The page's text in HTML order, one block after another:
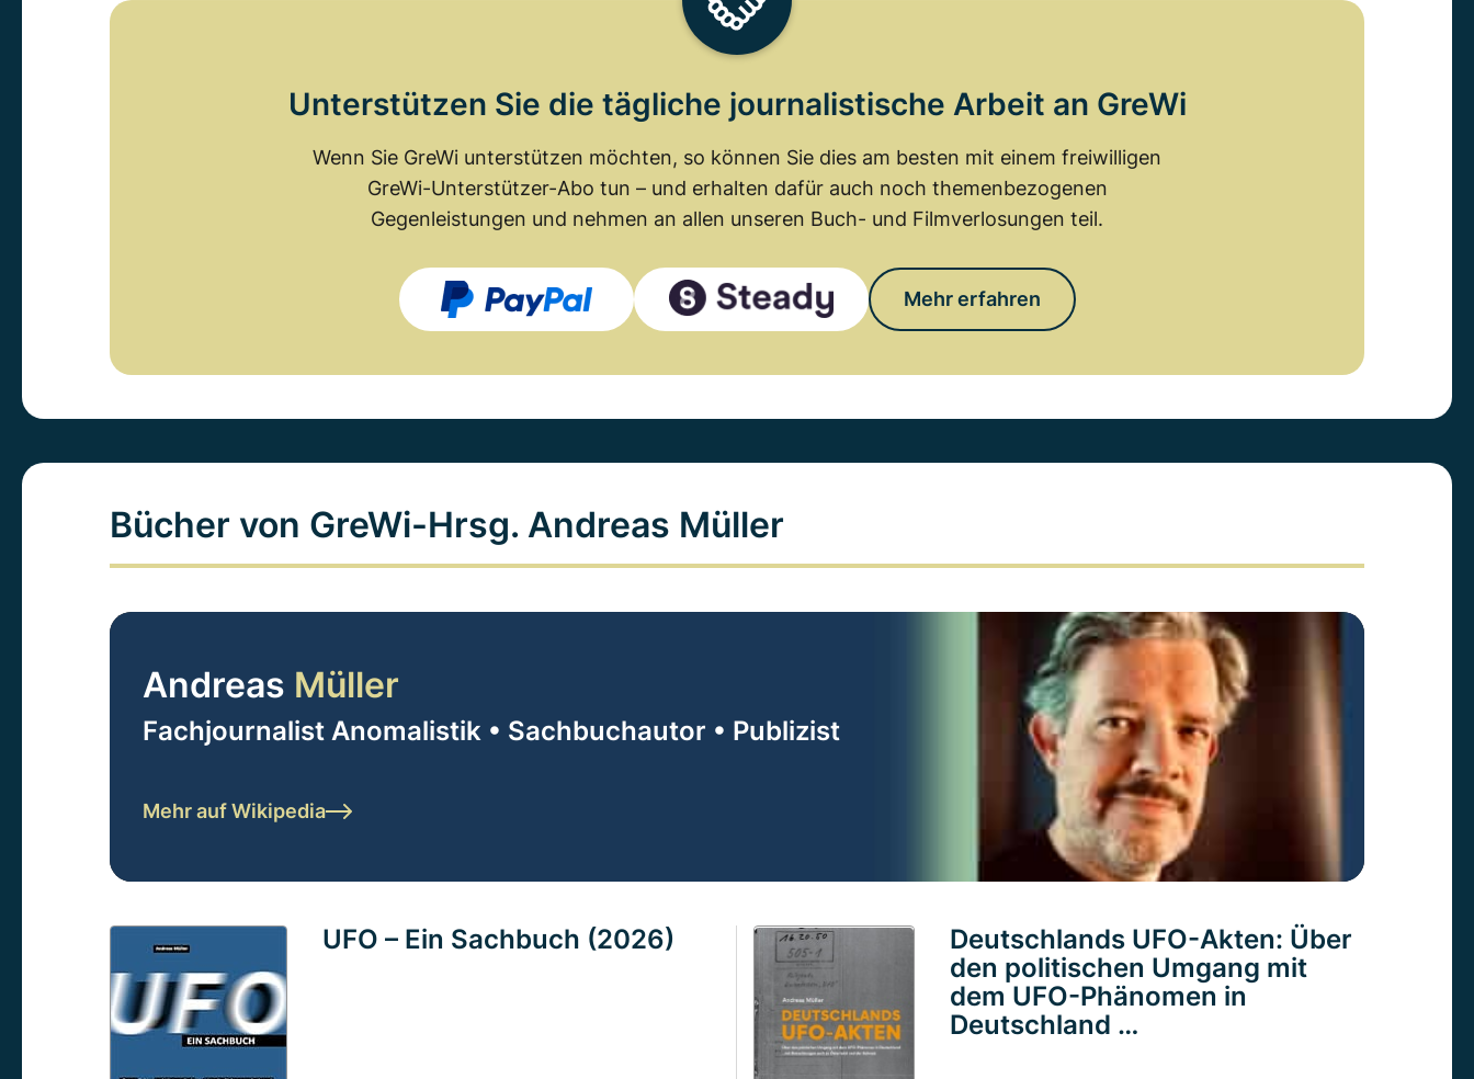
Unterstützen Sie die tägliche journalistische Arbeit an GreWi
Wenn Sie GreWi unterstützen möchten, so können Sie dies am besten mit einem freiwilligen
GreWi-Unterstützer-Abo tun – und erhalten dafür auch noch themenbezogenen
Gegenleistungen und nehmen an allen unseren Buch- und Filmverlosungen teil.
Mehr erfahren
Bücher von GreWi-Hrsg. Andreas Müller
Andreas Müller
Fachjournalist Anomalistik • Sachbuchautor • Publizist
Mehr auf Wikipedia
UFO – Ein Sachbuch (2026)
Deutschlands UFO-Akten: Über
den politischen Umgang mit
dem UFO-Phänomen in
Deutschland …